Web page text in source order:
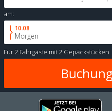
am:
10.08
Morgen
Für2 Fahrgäste mit2 Gepäckstücken